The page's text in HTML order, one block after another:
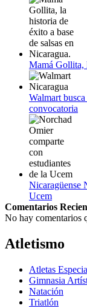
Mamá Gollita,
Walmart
convocatoria
Nicaragüense
Ucem
Comentarios
No hay comentarios
Atletismo
Atletas
Gimnasia
Natación​
Triatlón​